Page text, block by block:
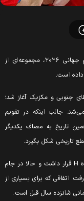
به گزارش میدان، در فاصله چند روز تا آغاز جام جهانی ۲۰۲۶، مجموعه‌ای از
دیدار آفریقای جنوبی و مکزیک آغاز شد؛
جالب اینکه در تقویم
همین تاریخ به مصاف یکدیگر
شکل بگیرد.
از سوی دیگر، اسپانیا در جام جهانی ۲۰۱۰ در گروه H قرار داشت و حالا در جام
اتفاقی که برای بسیاری از
شانزده سال قبل است.